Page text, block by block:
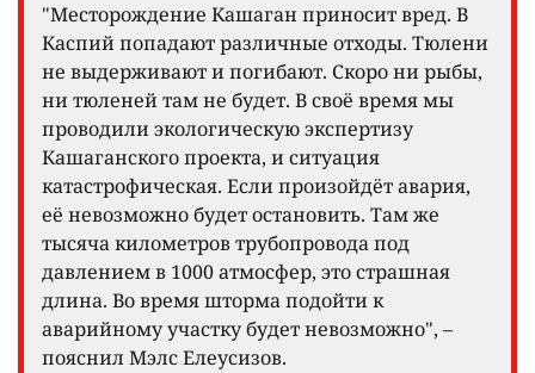
"Месторождение Кашаган приносит вред. В
Каспий попадают различные отходы. Тюлени
не выдерживают и погибают. Скоро ни рыбы,
ни тюленей там не будет. В своё время мы
проводили экологическую экспертизу
Кашаганского проекта, и ситуация
катастрофическая. Если произойдёт авария,
её невозможно будет остановить. Там же
тысяча километров трубопровода под
давлением в 1000 атмосфер, это страшная
длина. Во время шторма подойти к
аварийному участку будет невозможно", –
пояснил Мэлс Елеусизов.